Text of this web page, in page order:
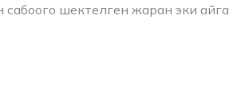
шектелген жаран эки айга